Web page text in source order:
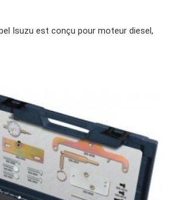
Isuzu est conçu pour moteur diesel,